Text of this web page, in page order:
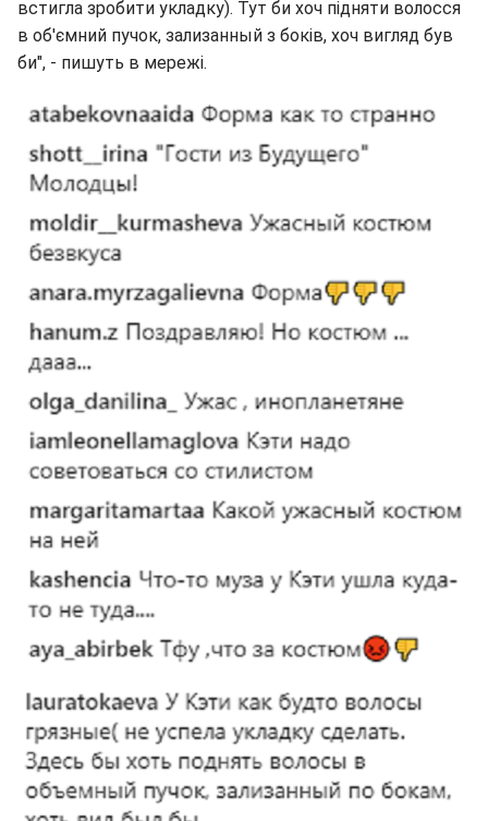
встигла зробити укладку). Тут би хоч підняти волосся
в об'ємний пучок, зализанный з боків, хоч вигляд був
би", - пишуть в мережі.